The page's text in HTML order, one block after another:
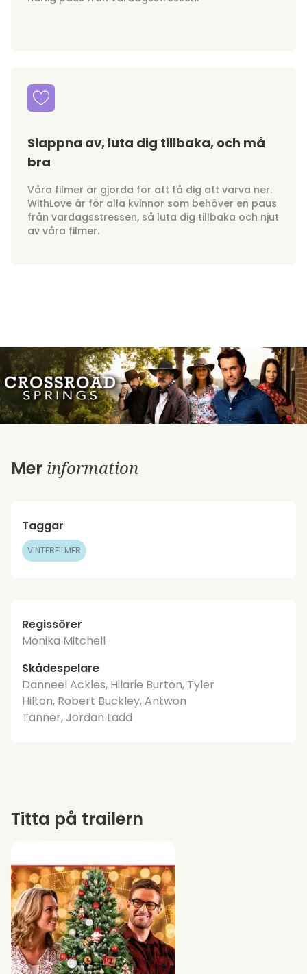
Slappna av, luta dig tillbaka, och må
bra
Våra filmer är gjorda för att få dig att varva ner.
WithLove är för alla kvinnor som behöver en paus
från vardagsstressen, så luta dig tillbaka och njut
av våra filmer.
Mer information
Taggar
VINTERFILMER
Regissörer
Monika Mitchell
Skådespelare
Danneel Ackles, Hilarie Burton, Tyler
Hilton, Robert Buckley, Antwon
Tanner, Jordan Ladd
Titta på trailern